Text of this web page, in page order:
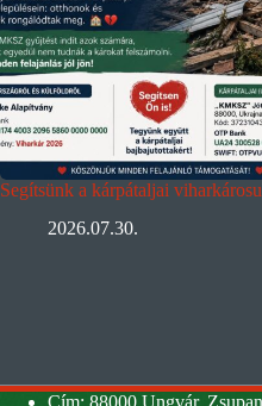
Segítsünk a kárpátaljai
2026.07.30.
Cím: 88000 Ungvár,